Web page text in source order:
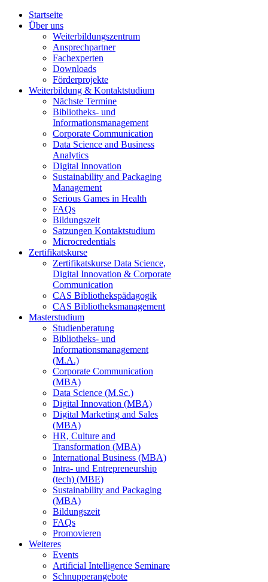
Startseite
Über uns
Weiterbildungszentrum
Ansprechpartner
Fachexperten
Downloads
Förderprojekte
Weiterbildung & Kontaktstudium
Nächste Termine
Bibliotheks- und
Informationsmanagement
Corporate Communication
Data Science and Business
Analytics
Digital Innovation
Sustainability and Packaging
Management
Serious Games in Health
FAQs
Bildungszeit
Satzungen Kontaktstudium
Microcredentials
Zertifikatskurse
Zertifikatskurse Data Science,
Digital Innovation & Corporate
Communication
CAS Bibliothekspädagogik
CAS Bibliotheksmanagement
Masterstudium
Studienberatung
Bibliotheks- und
Informationsmanagement
(M.A.)
Corporate Communication
(MBA)
Data Science (M.Sc.)
Digital Innovation (MBA)
Digital Marketing and Sales
(MBA)
HR, Culture and
Transformation (MBA)
International Business (MBA)
Intra- und Entrepreneurship
(tech) (MBE)
Sustainability and Packaging
(MBA)
Bildungszeit
FAQs
Promovieren
Weiteres
Events
Artificial Intelligence Seminare
Schnupperangebote